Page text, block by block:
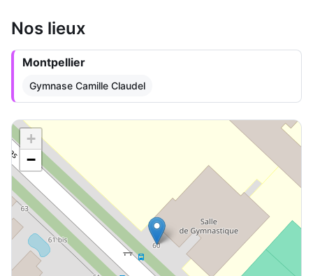
Nos lieux
Montpellier
Gymnase Camille Claudel
+
−